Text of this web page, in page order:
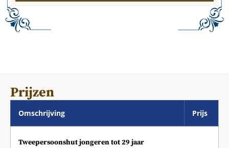
Prijzen
Omschrijving Prijs
Tweepersoonshut jongeren tot 29 jaar